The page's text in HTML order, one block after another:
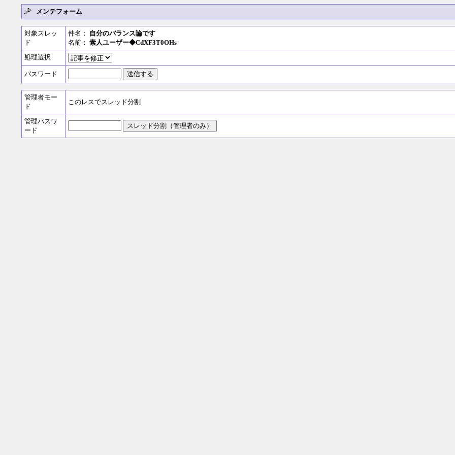
メンテフォーム
対象スレッ
ド
件名： 自分のバランス論です
名前： 素人ユーザー◆CdXF3T0OHs
処理選択
パスワード
管理者モー
ド
このレスでスレッド分割
管理パスワ
ード